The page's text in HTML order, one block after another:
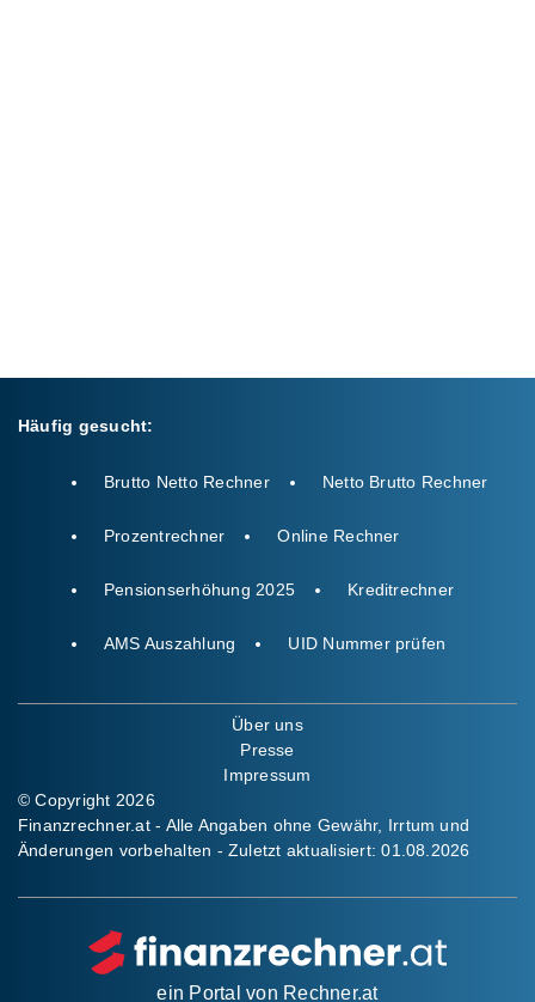
Häufig gesucht:
Brutto Netto Rechner Netto Brutto Rechner
Prozentrechner Online Rechner
Pensionserhöhung 2025 Kreditrechner
AMS Auszahlung UID Nummer prüfen
Über uns
Presse
Impressum
© Copyright 2026
Finanzrechner.at - Alle Angaben ohne Gewähr, Irrtum und
Änderungen vorbehalten - Zuletzt aktualisiert:01.08.2026
ein Portal von Rechner.at